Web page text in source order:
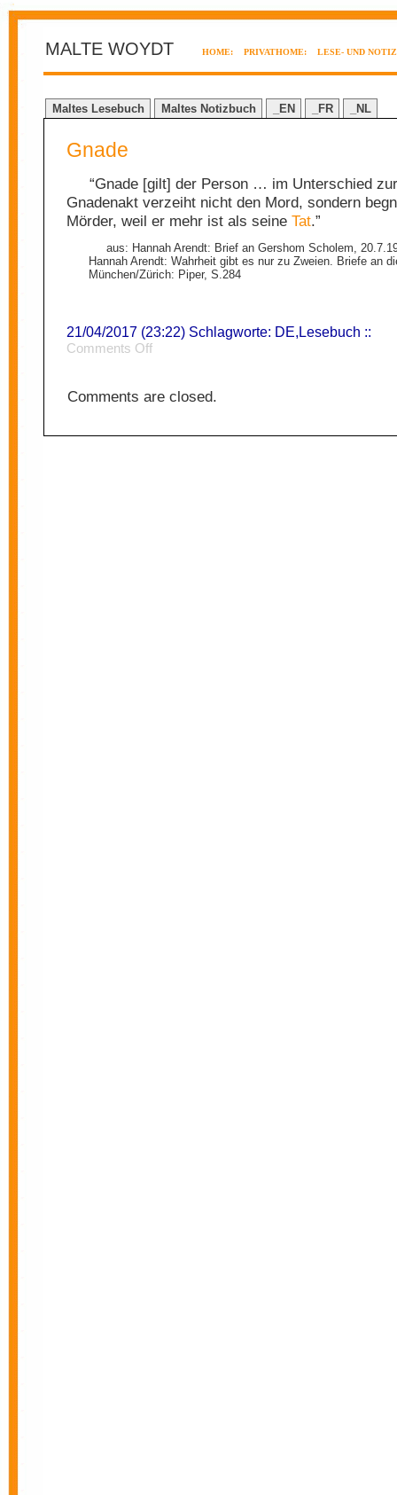
MALTE WOYDT HOME: PRIVATHOME: LESE- UND
Maltes Lesebuch Maltes Notizbuch _EN _FR _NL
Gnade
“Gnade [gilt] der Person … im Unterschied
Gnadenakt verzeiht nicht den Mord, sondern
Mörder, weil er mehr ist als seine Tat.”
aus: Hannah Arendt: Brief an Gershom Scholem,
Hannah Arendt: Wahrheit gibt es nur zu Zweien. Briefe an
München/Zürich: Piper, S.284
21/04/2017 (23:22) Schlagworte: DE,Lesebuch ::
Comments Offon
Comments are closed.